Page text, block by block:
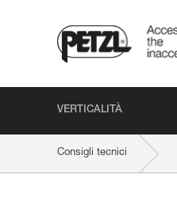
VERTICALITÀ
Consigli tecnici